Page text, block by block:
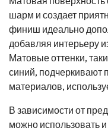
шарм и создает
финиш идеально
добавляя интерьеру
Матовые оттенки,
синий, подчеркивают
материалов,
В зависимости от
можно использовать